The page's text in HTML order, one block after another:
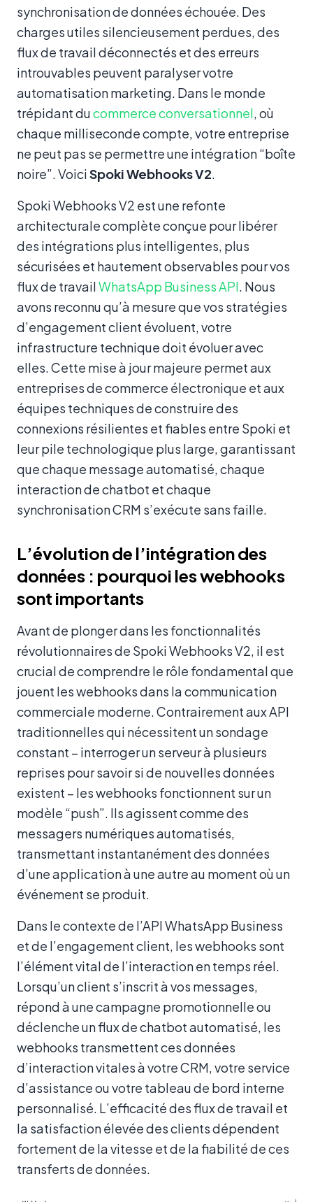
synchronisation de données échouée. Des
charges utiles silencieusement perdues, des
flux de travail déconnectés et des erreurs
introuvables peuvent paralyser votre
automatisation marketing. Dans le monde
trépidant ducommerce conversationnel, où
chaque milliseconde compte, votre entreprise
ne peut pas se permettre une intégration “boîte
noire”. VoiciSpoki Webhooks V2.
Spoki Webhooks V2 est une refonte
architecturale complète conçue pour libérer
des intégrations plus intelligentes, plus
sécurisées et hautement observables pour vos
flux de travailWhatsApp Business API. Nous
avons reconnu qu’à mesure que vos stratégies
d’engagement client évoluent, votre
infrastructure technique doit évoluer avec
elles. Cette mise à jour majeure permet aux
entreprises de commerce électronique et aux
équipes techniques de construire des
connexions résilientes et fiables entre Spoki et
leur pile technologique plus large, garantissant
que chaque message automatisé, chaque
interaction de chatbot et chaque
synchronisation CRM s’exécute sans faille.
L’évolution de l’intégration des
données : pourquoi les webhooks
sont importants
Avant de plonger dans les fonctionnalités
révolutionnaires de Spoki Webhooks V2, il est
crucial de comprendre le rôle fondamental que
jouent les webhooks dans la communication
commerciale moderne. Contrairement aux API
traditionnelles qui nécessitent un sondage
constant – interroger un serveur à plusieurs
reprises pour savoir si de nouvelles données
existent – les webhooks fonctionnent sur un
modèle “push”. Ils agissent comme des
messagers numériques automatisés,
transmettant instantanément des données
d’une application à une autre au moment où un
événement se produit.
Dans le contexte de l’API WhatsApp Business
et de l’engagement client, les webhooks sont
l’élément vital de l’interaction en temps réel.
Lorsqu’un client s’inscrit à vos messages,
répond à une campagne promotionnelle ou
déclenche un flux de chatbot automatisé, les
webhooks transmettent ces données
d’interaction vitales à votre CRM, votre service
d’assistance ou votre tableau de bord interne
personnalisé. L’efficacité des flux de travail et
la satisfaction élevée des clients dépendent
fortement de la vitesse et de la fiabilité de ces
transferts de données.